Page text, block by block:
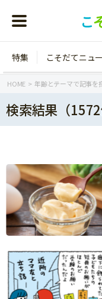
0歳
2歳
年中
小学3年生
小学5年生
特集
こそだてニ
イベント
ニュース
そだち＆ま
ワーク・ドリル
こそだて生活
特集 こそだてニュ
HOME 年齢とテーマで記事を
検索結果（1572